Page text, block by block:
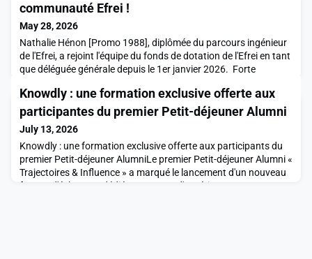
communauté Efrei !
May 28, 2026
Nathalie Hénon [Promo 1988], diplômée du parcours ingénieur
de l'Efrei, a rejoint l'équipe du fonds de dotation de l'Efrei en tant
que déléguée générale depuis le 1er janvier 2026. Forte
de la tech, Nathalie apporte une expertise stratégique ainsi
qu'une vision résolument tournée vers l'animation et la
mobilisation de la communauté des
Knowdly : une formation exclusive offerte aux
participantes du premier Petit-déjeuner Alumni
July 13, 2026
Knowdly : une formation exclusive offerte aux participants du
premier Petit-déjeuner AlumniLe premier Petit-déjeuner Alumni «
Trajectoires & Influence » a marqué le lancement d'un nouveau
format d'échanges dédié au partage d'expériences et au